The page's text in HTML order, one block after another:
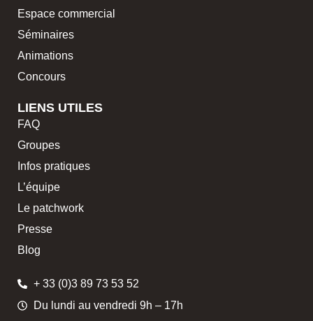
Espace commercial
Séminaires
Animations
Concours
LIENS UTILES
FAQ
Groupes
Infos pratiques
L’équipe
Le patchwork
Presse
Blog
+ 33 (0)3 89 73 53 52
Du lundi au vendredi 9h – 17h